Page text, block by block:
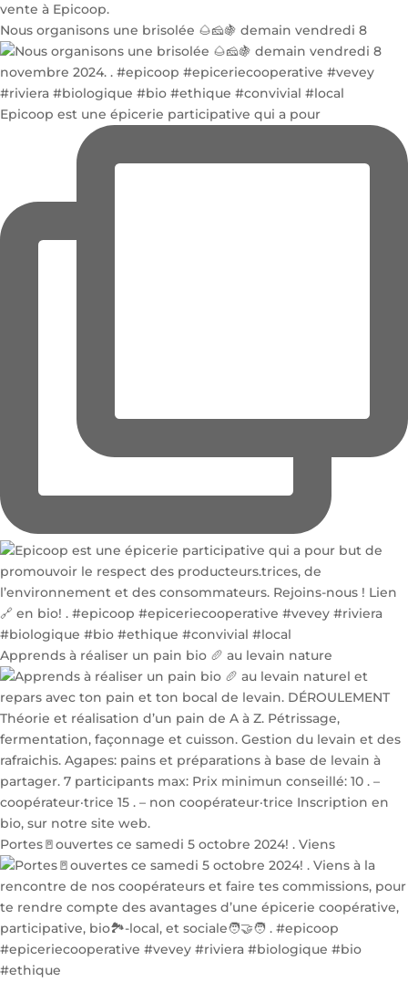
Nous organisons une brisolée 🌰🧀🍇 demain vendredi 8
Epicoop est une épicerie participative qui a pour
Apprends à réaliser un pain bio 🥖 au levain nature
Portes🚪ouvertes ce samedi 5 octobre 2024! . Viens